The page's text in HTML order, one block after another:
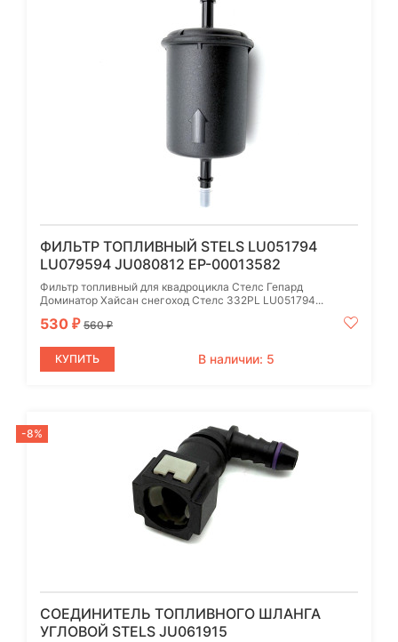
ФИЛЬТР ТОПЛИВНЫЙ STELS LU051794
LU079594 JU080812 EP-00013582
Фильтр топливный для квадроцикла Стелс Гепард
Доминатор Хайсан снегоход Стелс 332PL LU051794...
530 ₽ 560₽
КУПИТЬ В наличии: 5
-8%
СОЕДИНИТЕЛЬ ТОПЛИВНОГО ШЛАНГА
УГЛОВОЙ STELS JU061915